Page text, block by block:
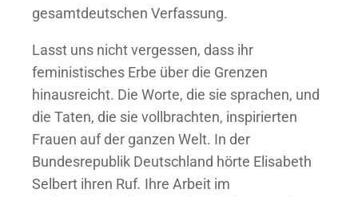
gesamtdeutschen Verfassung.
Lasst uns nicht vergessen, dass ihr
feministisches Erbe über die Grenzen
hinausreicht. Die Worte, die sie sprachen, und
die Taten, die sie vollbrachten, inspirierten
Frauen auf der ganzen Welt. In der
Bundesrepublik Deutschland hörte Elisabeth
Selbert ihren Ruf. Ihre Arbeit im